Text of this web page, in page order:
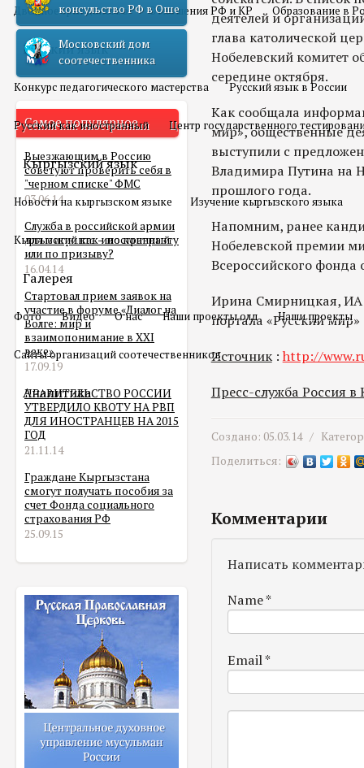
Двойное гражданство Отношения РФ и КР Образование в
Русский язык
Конкурс педагогического мастерства Русский язык в России
Русский как иностранный Центр государственного
Кыргызский язык
Новости на кыргызском языке Изучение кыргызского языка
Кыргызский как иностранный
Галерея
Фото Видео О нас Наши проекты олд Наши проекты
Сайты организаций соотечественников
Аналитика
консульство РФ в Оше
Московский дом
соотечественника
Самое популярное
Выезжающим в Россию
советуют проверить себя в
"черном списке" ФМС
03.06.14
Служба в российской армии
для мигранта – по контракту
или по призыву?
16.04.14
Стартовал прием заявок на
участие в форуме «Диалог на
Волге: мир и
взаимопонимание в XXI
веке»
17.09.19
ПРАВИТЕЛЬСТВО РОССИИ
УТВЕРДИЛО КВОТУ НА РВП
ДЛЯ ИНОСТРАНЦЕВ НА 2015
ГОД
21.11.14
Граждане Кыргызстана
смогут получать пособия за
счет Фонда социального
страхования РФ
25.09.15
деятелей и
глава католической
Нобелевский комитет
середине октября.
Как сообщала
мир», общественные
выступили с
Владимира Путина на
прошлого года.
Напомним, ранее
Нобелевской премии
Всероссийского фонда
Ирина Смирницкая, ИА
портала «Русский мир»
Источник: http://
Пресс-служба Россия в
Создано: 05.03.14 /
Поделиться:
Комментарии
Написать
Name*
Email*